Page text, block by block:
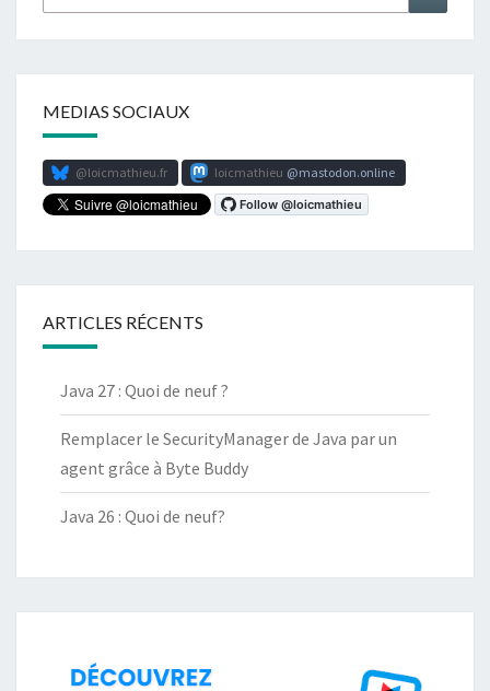
MEDIAS SOCIAUX
@loicmathieu.fr loicmathieu mastodon.online
ARTICLES RÉCENTS
Java 27 : Quoi de neuf ?
Remplacer le SecurityManager de Java par un
agent grâce à Byte Buddy
Java 26 : Quoi de neuf?